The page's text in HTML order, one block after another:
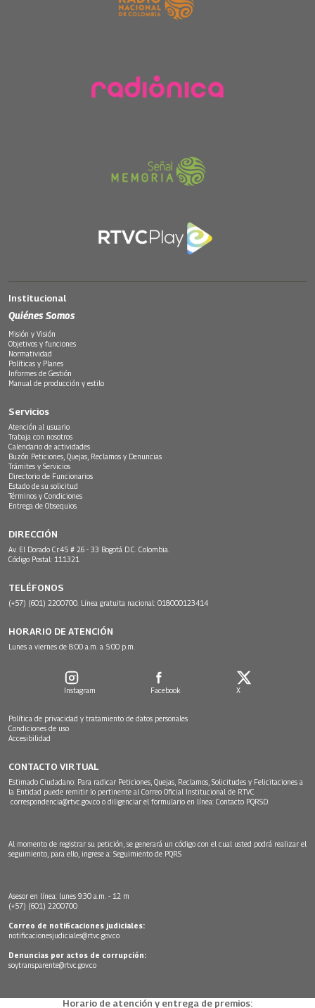
Institucional
Quiénes Somos
Misión y Visión
Objetivos y funciones
Normatividad
Políticas y Planes
Informes de Gestión
Manual de producción y estilo
Servicios
Atención al usuario
Trabaja con nosotros
Calendario de actividades
Buzón Peticiones, Quejas, Reclamos y Denuncias
Trámites y Servicios
Directorio de Funcionarios
Estado de su solicitud
Términos y Condiciones
Entrega de Obsequios
DIRECCIÓN
Av. El Dorado Cr.45 # 26 - 33 Bogotá D.C. Colombia.
Código Postal: 111321
TELÉFONOS
(+57) (601) 2200700. Línea gratuita nacional: 018000123414
HORARIO DE ATENCIÓN
Lunes a viernes de 8:00 a.m. a 5:00 p.m.
Instagram Facebook X
Política de privacidad y tratamiento de datos personales
Condiciones de uso
Accesibilidad
CONTACTO VIRTUAL
Estimado Ciudadano: Para radicar Peticiones, Quejas, Reclamos, Solicitudes y Felicitaciones a
la Entidad puede remitir lo pertinente al Correo Oficial Institucional de RTVC
correspondencia@rtvc.gov.co o diligenciar el formulario en línea: Contacto PQRSD.
Al momento de registrar su petición, se generará un código con el cual usted podrá realizar el
seguimiento, para ello, ingrese a: Seguimiento de PQRS
Asesor en línea: lunes 9:30 a.m. - 12 m
(+57) (601) 2200700
Correo de notificaciones judiciales:
notificacionesjudiciales@rtvc.gov.co
Denuncias por actos de corrupción:
soytransparente@rtvc.gov.co
Horario de atención y entrega de premios: